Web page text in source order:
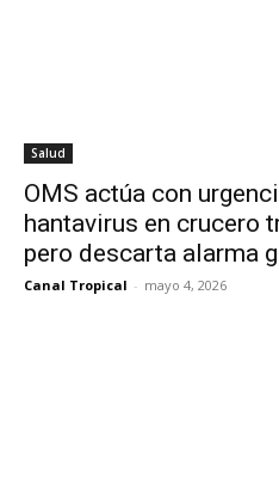
Salud
OMS actúa con
hantavirus en crucero
pero descarta alarma
Canal Tropical - mayo 4, 2026